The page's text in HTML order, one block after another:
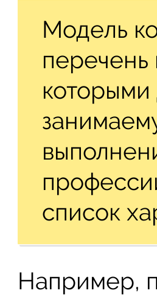
Модель
перечень
которыми
список
Например,